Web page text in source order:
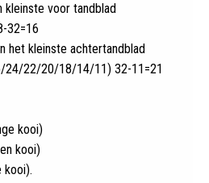
voor tandblad
32=16
het kleinste achtertandblad
22/20/18/14/11) 32-11=21
kooi)
kooi)
kooi).